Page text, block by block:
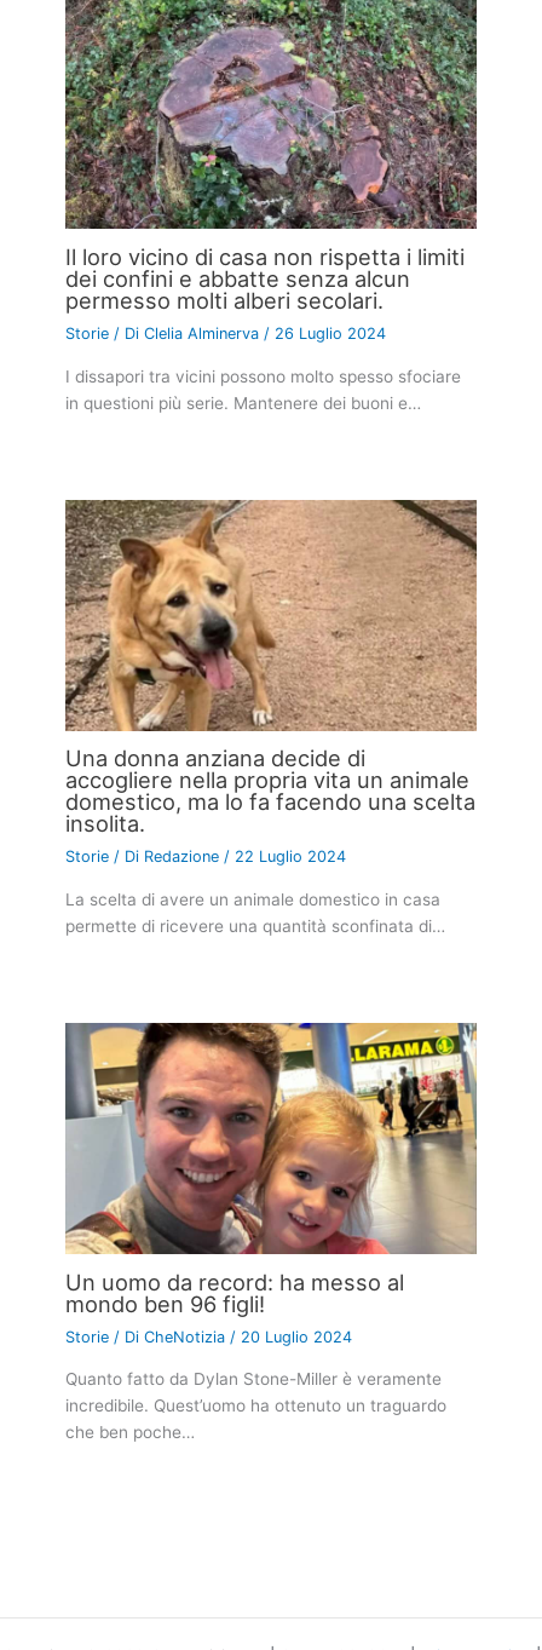
Il loro vicino di casa non rispetta i limiti
dei confini e abbatte senza alcun
permesso molti alberi secolari.
Storie / DiClelia Alminerva/ 26 Luglio 2024
I dissapori tra vicini possono molto spesso sfociare
in questioni più serie. Mantenere dei buoni e…
Una donna anziana decide di
accogliere nella propria vita un animale
domestico, ma lo fa facendo una scelta
insolita.
Storie / Di Redazione/ 22 Luglio 2024
La scelta di avere un animale domestico in casa
permette di ricevere una quantità sconfinata di…
Un uomo da record: ha messo al
mondo ben 96 figli!
Storie / DiCheNotizia / 20 Luglio 2024
Quanto fatto da Dylan Stone-Miller è veramente
incredibile. Quest’uomo ha ottenuto un traguardo
che ben poche…